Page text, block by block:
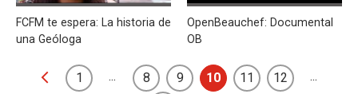
FCFM te espera: La historia de
una Geóloga
OpenBeauchef: Documental
OB
1 ... 8 9 10 11 12
...